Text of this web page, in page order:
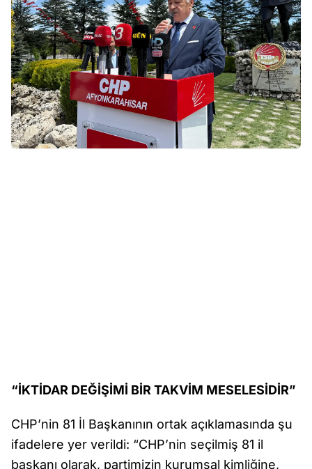
“İKTİDAR DEĞİŞİMİ BİR TAKVİM MESELESİDİR”
CHP’nin 81 İl Başkanının ortak açıklamasında şu
ifadelere yer verildi: “CHP’nin seçilmiş 81 il
başkanı olarak, partimizin kurumsal kimliğine,